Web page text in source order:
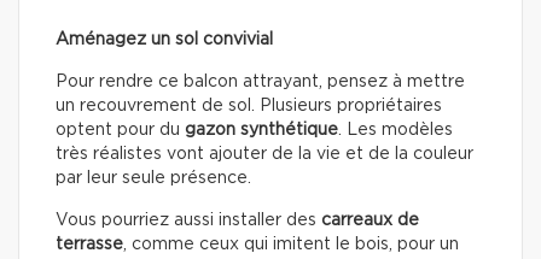
Aménagez un sol convivial
Pour rendre ce balcon attrayant, pensez à mettre
un recouvrement de sol. Plusieurs propriétaires
optent pour du gazon synthétique. Les modèles
très réalistes vont ajouter de la vie et de la couleur
par leur seule présence.
Vous pourriez aussi installer des carreaux de
terrasse, comme ceux qui imitent le bois, pour un